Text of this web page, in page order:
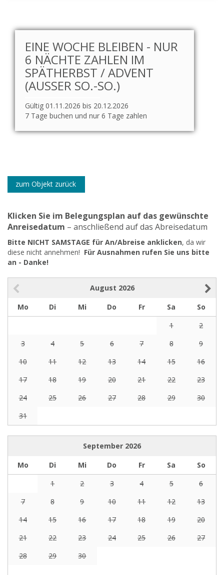
EINE WOCHE BLEIBEN - NUR
6 NÄCHTE ZAHLEN IM
SPÄTHERBST / ADVENT
(AUSSER SO.-SO.)
Gültig 01.11.2026 bis 20.12.2026
7 Tage buchen und nur 6 Tage zahlen
zum Objekt zurück
Klicken Sie im Belegungsplan auf das gewünschte
Anreisedatum – anschließend auf das Abreisedatum
Bitte NICHT SAMSTAGE für An/Abreise anklicken, da wir
diese nicht annehmen! Für Ausnahmen rufen Sie uns bitte
an - Danke!
August 2026
Mo
Di Mi Do Fr Sa
So
1
2
3
4 5 6 7 8
9
10
11 12 13 14 15
16
17
18 19 20 21 22
23
24
25 26 27 28 29
30
31
September 2026
Mo
Di Mi Do Fr Sa
So
1
2 3 4 5
6
7
8 9 10 11 12
13
14
15 16 17 18 19
20
21
22 23 24 25 26
27
28
29 30